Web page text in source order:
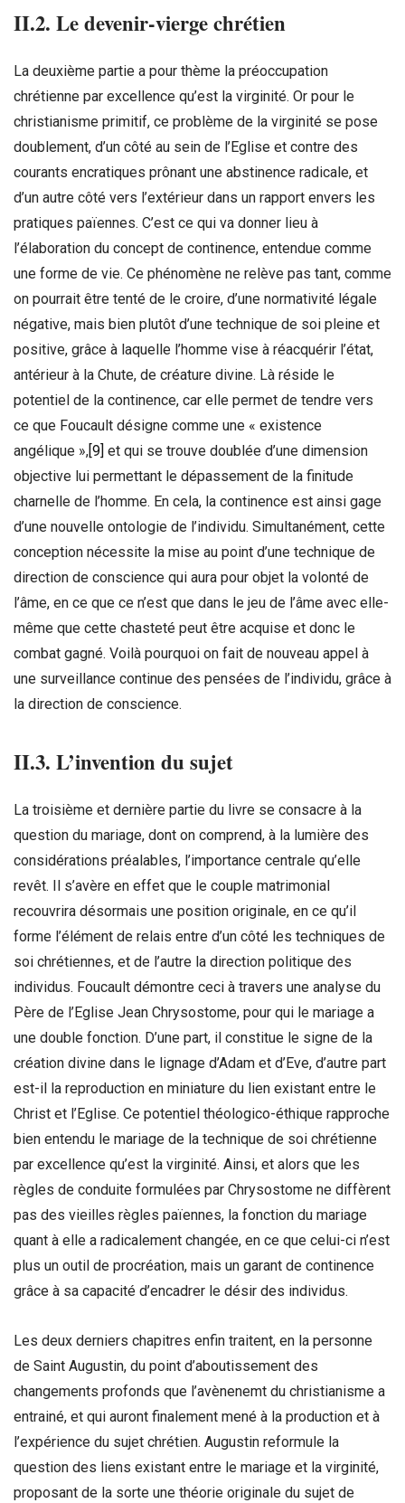
II.2. Le devenir-vierge chrétien
La deuxième partie a pour thème la préoccupation
chrétienne par excellence qu’est la virginité. Or pour le
christianisme primitif, ce problème de la virginité se pose
doublement, d’un côté au sein de l’Eglise et contre des
courants encratiques prônant une abstinence radicale, et
d’un autre côté vers l’extérieur dans un rapport envers les
pratiques païennes. C’est ce qui va donner lieu à
l’élaboration du concept de continence, entendue comme
une forme de vie. Ce phénomène ne relève pas tant, comme
on pourrait être tenté de le croire, d’une normativité légale
négative, mais bien plutôt d’une technique de soi pleine et
positive, grâce à laquelle l’homme vise à réacquérir l’état,
antérieur à la Chute, de créature divine. Là réside le
potentiel de la continence, car elle permet de tendre vers
ce que Foucault désigne comme une « existence
angélique »,[9] et qui se trouve doublée d’une dimension
objective lui permettant le dépassement de la finitude
charnelle de l’homme. En cela, la continence est ainsi gage
d’une nouvelle ontologie de l’individu. Simultanément, cette
conception nécessite la mise au point d’une technique de
direction de conscience qui aura pour objet la volonté de
l’âme, en ce que ce n’est que dans le jeu de l’âme avec elle-
même que cette chasteté peut être acquise et donc le
combat gagné. Voilà pourquoi on fait de nouveau appel à
une surveillance continue des pensées de l’individu, grâce à
la direction de conscience.
II.3. L’invention du sujet
La troisième et dernière partie du livre se consacre à la
question du mariage, dont on comprend, à la lumière des
considérations préalables, l’importance centrale qu’elle
revêt. Il s’avère en effet que le couple matrimonial
recouvrira désormais une position originale, en ce qu’il
forme l’élément de relais entre d’un côté les techniques de
soi chrétiennes, et de l’autre la direction politique des
individus. Foucault démontre ceci à travers une analyse du
Père de l’Eglise Jean Chrysostome, pour qui le mariage a
une double fonction. D’une part, il constitue le signe de la
création divine dans le lignage d’Adam et d’Eve, d’autre part
est-il la reproduction en miniature du lien existant entre le
Christ et l’Eglise. Ce potentiel théologico-éthique rapproche
bien entendu le mariage de la technique de soi chrétienne
par excellence qu’est la virginité. Ainsi, et alors que les
règles de conduite formulées par Chrysostome ne diffèrent
pas des vieilles règles païennes, la fonction du mariage
quant à elle a radicalement changée, en ce que celui-ci n’est
plus un outil de procréation, mais un garant de continence
grâce à sa capacité d’encadrer le désir des individus.
Les deux derniers chapitres enfin traitent, en la personne
de Saint Augustin, du point d’aboutissement des
changements profonds que l’avènenemt du christianisme a
entrainé, et qui auront finalement mené à la production et à
l’expérience du sujet chrétien. Augustin reformule la
question des liens existant entre le mariage et la virginité,
proposant de la sorte une théorie originale du sujet de